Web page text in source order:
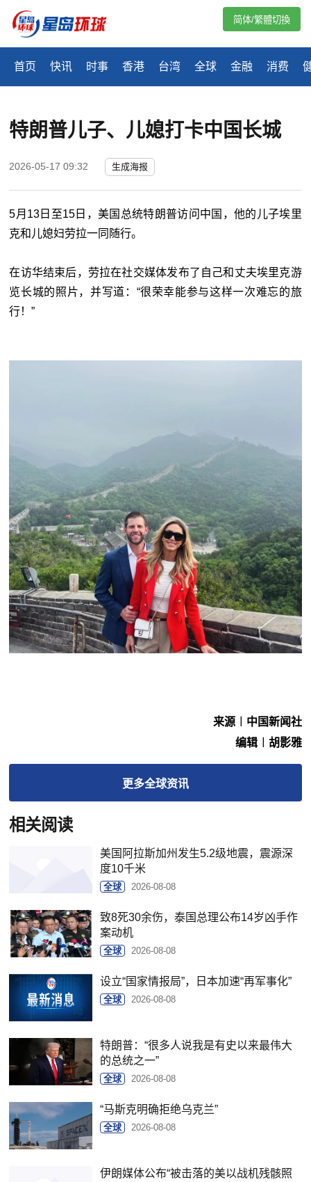
首页 快讯 时事 香港 台湾 全球 金融 消费
简体/繁體切換
特朗普儿子、儿媳打卡中国长城
2026-05-17 09:32 生成海报
5月13日至15日，美国总统特朗普访问中国，他的儿子埃里
克和儿媳妇劳拉一同随行。
在访华结束后，劳拉在社交媒体发布了自己和丈夫埃里克游
览长城的照片，并写道：“很荣幸能参与这样一次难忘的旅
行！”
来源︱中国新闻社
编辑︱胡影雅
更多全球资讯
相关阅读
美国阿拉斯加州发生5.2级地震，震源深
度10千米
全球 2026-08-08
致8死30余伤，泰国总理公布14岁凶手作
案动机
全球 2026-08-08
设立“国家情报局”，日本加速“再军事化”
全球 2026-08-08
特朗普：“很多人说我是有史以来最伟大
的总统之一”
全球 2026-08-08
“马斯克明确拒绝乌克兰”
全球 2026-08-08
伊朗媒体公布“被击落的美以战机残骸照